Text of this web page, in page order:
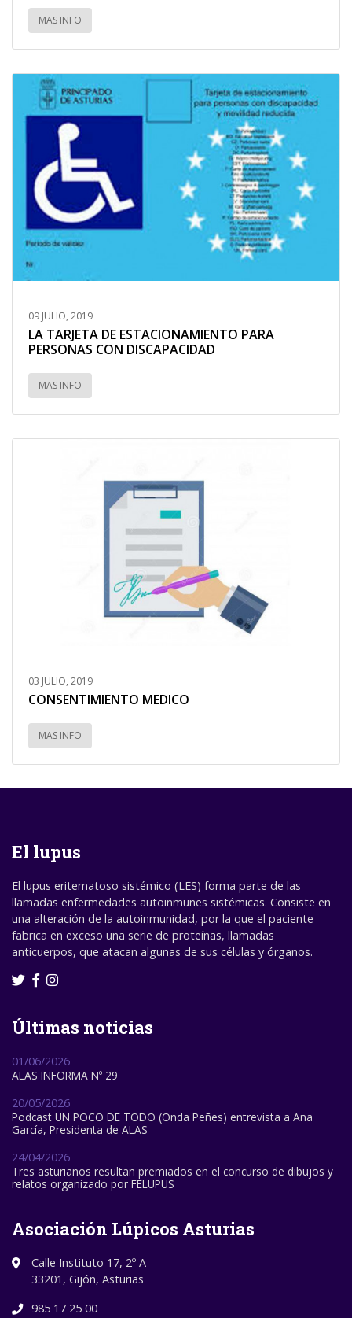
MAS INFO
09 JULIO, 2019
LA TARJETA DE ESTACIONAMIENTO PARA
PERSONAS CON DISCAPACIDAD
MAS INFO
03 JULIO, 2019
CONSENTIMIENTO MEDICO
MAS INFO
El lupus
El lupus eritematoso sistémico (LES) forma parte de las
llamadas enfermedades autoinmunes sistémicas. Consiste en
una alteración de la autoinmunidad, por la que el paciente
fabrica en exceso una serie de proteínas, llamadas
anticuerpos, que atacan algunas de sus células y órganos.
Últimas noticias
01/06/2026
ALAS INFORMA Nº 29
20/05/2026
Podcast UN POCO DE TODO (Onda Peñes) entrevista a Ana
García, Presidenta de ALAS
24/04/2026
Tres asturianos resultan premiados en el concurso de dibujos y
relatos organizado por FELUPUS
Asociación Lúpicos Asturias
Calle Instituto 17, 2º A
33201, Gijón, Asturias
985 17 25 00